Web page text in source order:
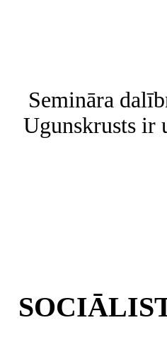
Semināra
Ugunskrusts ir